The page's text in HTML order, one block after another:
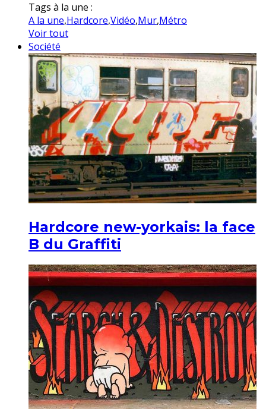
Tags à la une :
A la une,Hardcore,Vidéo,Mur,Métro
Voir tout
Société
Hardcore new-yorkais: la face
B du Graffiti